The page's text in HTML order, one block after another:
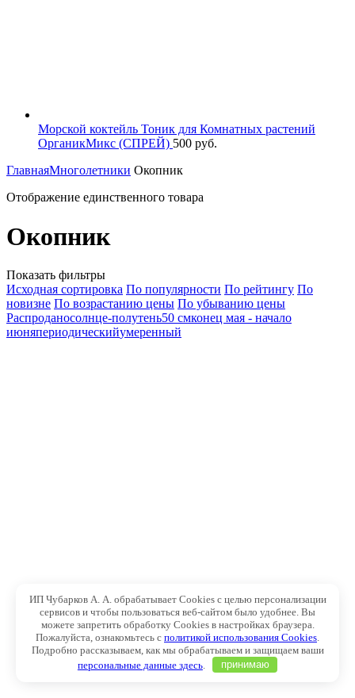
Морской коктейль Тоник для Комнатных растений
ОрганикМикс (СПРЕЙ) 500 руб.
ГлавнаяМноголетники Окопник
Отображение единственного товара
Окопник
Показать фильтры
Исходная сортировка По популярности По рейтингу По
новизне По возрастанию цены По убыванию цены
Распроданосолнце-полутень50 смконец мая - начало
июняпериодическийумеренный
ИП Чубарков А. А. обрабатывает Cookies с целью персонализации
сервисов и чтобы пользоваться веб-сайтом было удобнее. Вы
можете запретить обработку Cookies в настройках браузера.
Пожалуйста, ознакомьтесь с политикой использования Cookies
Подробно рассказываем, как мы обрабатываем и защищаем ваши
персональные данные здесь. принимаю